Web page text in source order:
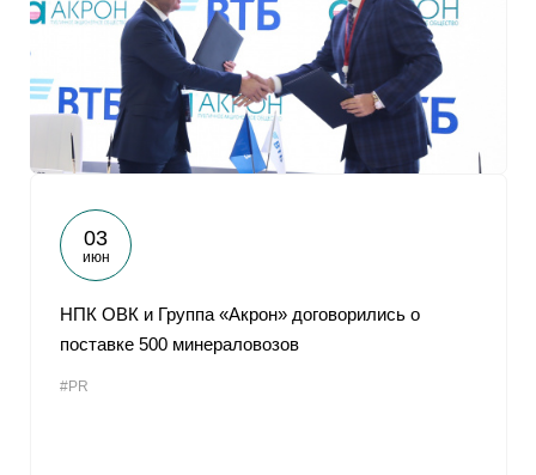
03
июн
НПК ОВК и Группа «Акрон» договорились о
поставке 500 минераловозов
#PR